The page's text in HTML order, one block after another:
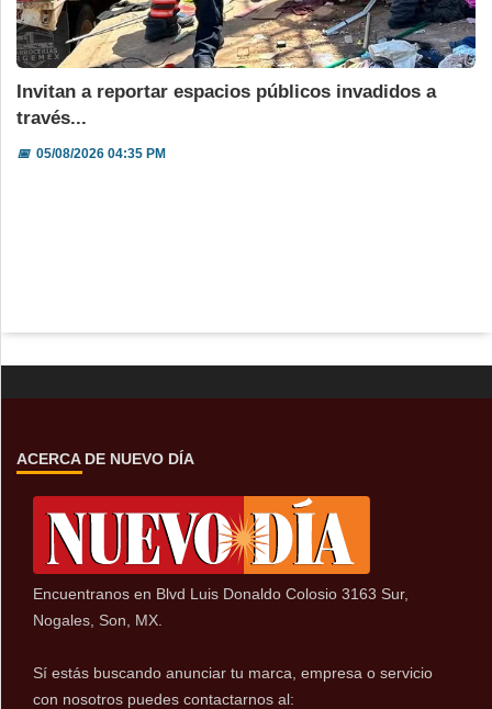
Invitan a reportar espacios públicos invadidos a
través...
📅05/08/2026 04:35 PM
ACERCA DE NUEVO DÍA
Encuentranos en Blvd Luis Donaldo Colosio 3163 Sur,
Nogales, Son, MX.
Sí estás buscando anunciar tu marca, empresa o servicio
con nosotros puedes contactarnos al: